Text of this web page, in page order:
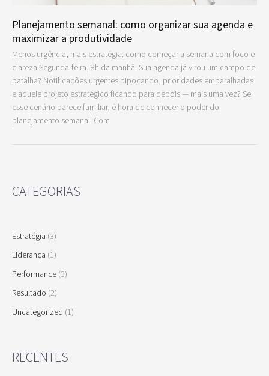
Planejamento semanal: como organizar sua agenda e
maximizar a produtividade
Menos urgência, mais estratégia: como começar a semana com foco e
clareza Segunda-feira, 8h da manhã. Sua agenda já virou um campo de
batalha? Notificações urgentes pipocando, prioridades embaralhadas
e aquele projeto estratégico ficando para depois — mais uma vez? Se
esse cenário parece familiar, é hora de conhecer o poder do
planejamento semanal. Com
CATEGORIAS
Estratégia (3)
Liderança (1)
Performance (3)
Resultado (2)
Uncategorized (1)
RECENTES